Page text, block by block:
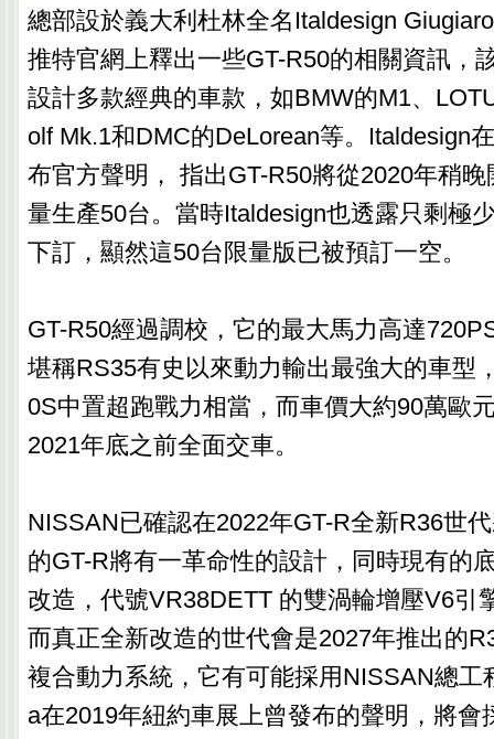
總部設於義大利杜林全名Italdesign
推特官網上釋出一些GT-R50的相關資訊，
設計多款經典的車款，如BMW的M1、
olf Mk.1和DMC的DeLorean等。Italdesign
布官方聲明， 指出GT-R50將從2020年稍
量生產50台。當時Italdesign也透露只剩極
下訂，顯然這50台限量版已被預訂一空。
GT-R50經過調校，它的最大馬力高達
堪稱RS35有史以來動力輸出最強大的車型
0S中置超跑戰力相當，而車價大約90萬歐
2021年底之前全面交車。
NISSAN已確認在2022年GT-R全新R36世
的GT-R將有一革命性的設計，同時現有的
改造，代號VR38DETT 的雙渦輪增壓V6引
而真正全新改造的世代會是2027年推出的
複合動力系統，它有可能採用NISSAN總工
a在2019年紐約車展上曾發布的聲明，將會